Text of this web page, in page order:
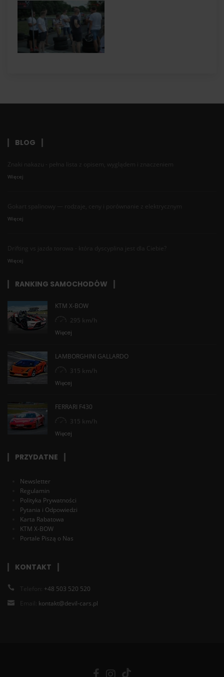
BLOG
Znaki nakazu - pełna lista z opisem, wyglądem i znaczeniem
Więcej
Gokart spalinowy — rodzaje, ceny i porównanie z elektrycznym
Więcej
Drifting vs jazda torowa - która dyscyplina jest dla Ciebie?
Więcej
RANKING SAMOCHODÓW
KTM X-BOW
295 km/h
Więcej
LAMBORGHINI GALLARDO
315 km/h
Więcej
FERRARI F430
315 km/h
Więcej
PRZYDATNE
Newsletter
Regulamin
Polityka Prywatności
Pytania i Odpowiedzi
Karta Rabatowa
KTM X-BOW
Portale Piszą o Nas
KONTAKT
Telefon: +48 503 520 520
Email: kontakt@devil-cars.pl